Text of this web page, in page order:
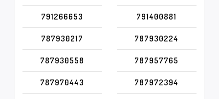
791266653 791400881
787930217 787930224
787930558 787957765
787970443 787972394